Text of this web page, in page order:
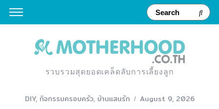
รวบรวมสุดยอดเคล็ดลับการเลี้ยงลูก
DIY, กิจกรรมครอบครัว, บ้านแสนรัก August 9, 2026